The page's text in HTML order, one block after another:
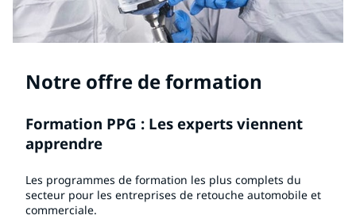
Notre offre de formation
Formation PPG : Les experts viennent
apprendre
Les programmes de formation les plus complets du
secteur pour les entreprises de retouche automobile et
commerciale.